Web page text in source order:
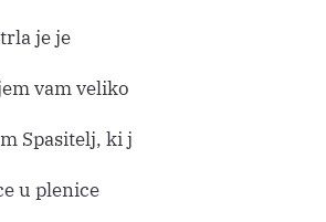
je je
vam veliko
Spasitelj, ki j
u plenice